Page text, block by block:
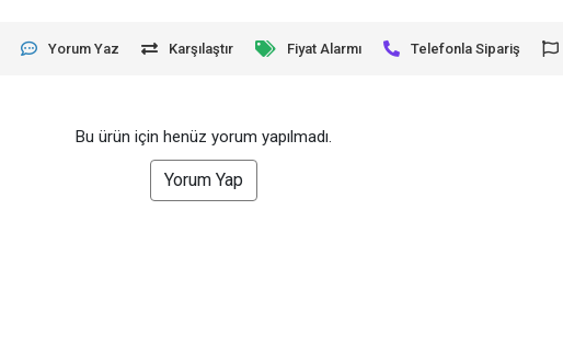
Yorum Yaz Karşılaştır Fiyat Alarmı Telefonla Sipariş
Bu ürün için henüz yorum yapılmadı.
Yorum Yap